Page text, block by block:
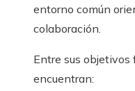
entorno común
colaboración.
Entre sus
encuentran: